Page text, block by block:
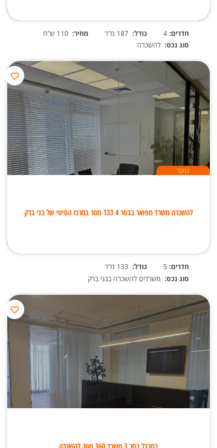
חדרים: גודל: מחיר:
סוג נכס: להשכרה
נמכר
להשכרה משרד מפואר בבסר 4 133 מטר במרכז הסיטי של בני ברק
חדרים: גודל:
סוג נכס: משרדים להשכרה בבני ברק
במגדל בסר 3 משרד 360 מטר להשכרה